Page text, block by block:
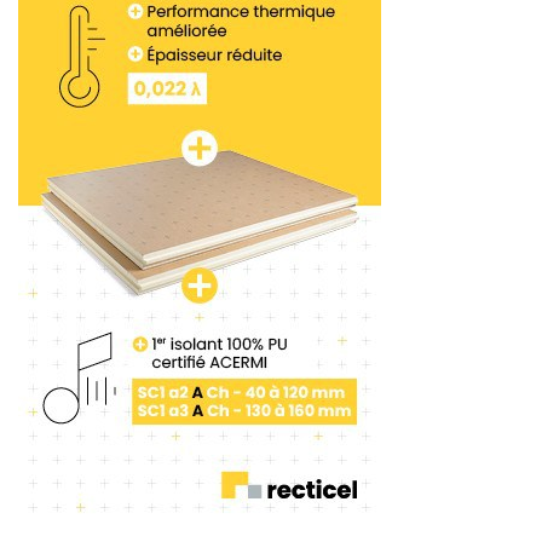
arrêt des chantiers
s’explique par le refus des
clients particuliers (71 %). Et des clients
professionnels, publics ou privés (45 %) de
d’entreprise, la baisse d’activité s’explique aussi par
la volonté de protéger leurs salariés. Enfin, les
difficultés d’approvisionnement en produits et
matériaux de constructionsont aussi mis en
avant par 39 % des chefs d’entreprise. Un chiffre
corroboré par ceux ayant poursuivi leur activité. Et
qui déclarent, pour 84 % d’entre eux, éprouver des
difficultés à obtenir les matériaux de construction
nécessaires.
« Aujourd’hui, la priorité des chefs d’entreprise est
de garantir la santé de leurs collaborateurs. Tout en
permettant un redémarrage de l’activité de